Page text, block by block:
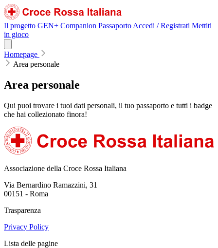
Il progetto GEN+ Companion Passaporto Accedi / Registrati Mettiti
in gioco
Homepage
Area personale
Area personale
Qui puoi trovare i tuoi dati personali, il tuo passaporto e tutti i badge
che hai collezionato finora!
Associazione della Croce Rossa Italiana
Via Bernardino Ramazzini, 31
00151 - Roma
Trasparenza
Privacy Policy
Lista delle pagine